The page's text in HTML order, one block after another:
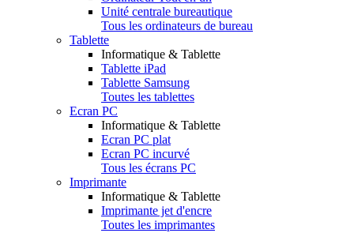
Unité centrale bureautique
Tous les ordinateurs de bureau
Tablette
Informatique & Tablette
Tablette iPad
Tablette Samsung
Toutes les tablettes
Ecran PC
Informatique & Tablette
Ecran PC plat
Ecran PC incurvé
Tous les écrans PC
Imprimante
Informatique & Tablette
Imprimante jet d'encre
Toutes les imprimantes